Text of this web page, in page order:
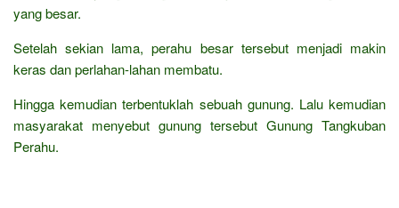
yang besar.
Setelah sekian lama, perahu besar tersebut menjadi makin
keras dan perlahan-lahan membatu.
Hingga kemudian terbentuklah sebuah gunung. Lalu kemudian
masyarakat menyebut gunung tersebut Gunung Tangkuban
Perahu.